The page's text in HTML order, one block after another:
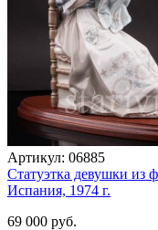
Артикул: 06885
Статуэтка девушки
Испания, 1974 г.
69 000 руб.